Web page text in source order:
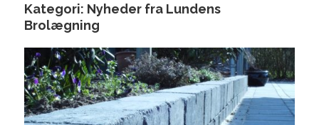
Kategori: Nyheder fra Lundens
Brolægning